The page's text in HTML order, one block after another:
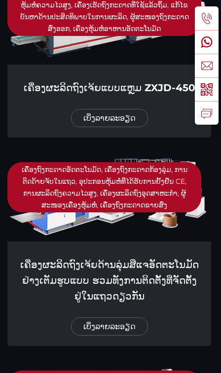
ຫຸ້ມຫໍ່ຄວາມໄວສູງ, ເຄື່ອງເຮັດຖົງກະດາດທີ່ໃຊ້ແລ້ວຖິ້ມ, ແກ້ໄຂ
ບັນຫາດ້ານປະສິດທິພາບໃນການຜະລິດ, ຜູ້ສະໜອງຖົງກະດາດ
ສົ່ງອອກ, ເຄື່ອງຫຸ້ມຫໍ່ອາຫານອັດຕະໂນມັດ
ເຄື່ອງຜະລິດຖົງເຈ້ຍແບບແຫຼມ ZXJD-450
ເບິ່ງລາຍລະອຽດ
ເຄື່ອງຖົງກະດາດອັດຕະໂນມັດ, ເຄື່ອງຖົງກະດາດກ້ອງລຸ່ມ, ການ
ຕິດດ້າຍຈັບໃນແຖວ, ອຸປະກອນຫຸ້ມຫໍ່ທີ່ໄດ້ຮັບການຢັ້ງຢືນ CE,
ການຜະລິດຖົງຄວາມໄວສູງ, ເຄື່ອງຜະລິດຖົງອຸດສາຫະກໍາ, ຜູ້
ສະໜອງເຄື່ອງຫຸ້ມຫໍ່, ເຄື່ອງຖົງກະດາດຂາຍສົ່ງ
ເຄື່ອງຜະລິດຖົງເຈ້ຍດ້ານລຸ່ມສີ່ແຈອັດຕະໂນມັດ
ຢ່າງເຕັມຮູບແບບ ຮວມທັງການຕິດຕັ້ງທີ່ຈັດຕັ້ງ
ຢູ່ໃນແຖວດຽວກັນ
ເບິ່ງລາຍລະອຽດ